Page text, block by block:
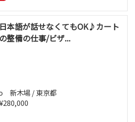
日本語が話せなくてもOK♪カート
の整備の仕事/ビザ...
新木場 / 東京都